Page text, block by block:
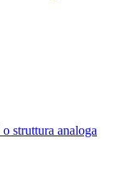
struttura analoga